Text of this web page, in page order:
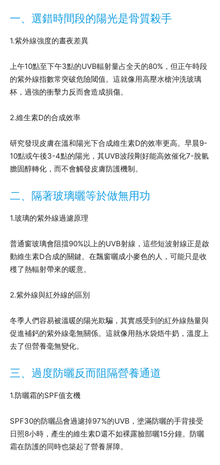
一、選錯時間段的陽光是骨質殺手
1.紫外線強度的晝夜差異
上午10點至下午3點的UVB輻射量占全天的80%，但正午時段
的紫外線指數常突破危險閾值。這就像用高壓水槍沖洗玻璃
杯，過強的衝擊力反而會造成損傷。
2.維生素D的合成效率
研究發現皮膚在溫和陽光下合成維生素D的效率更高。早晨9-
10點或午後3-4點的陽光，其UVB波段剛好能高效催化7-脫氫
膽固醇轉化，而不會觸發皮膚防護機制。
二、隔著玻璃曬等於做無用功
1.玻璃的紫外線過濾原理
普通窗玻璃會阻擋90%以上的UVB射線，這些短波射線正是啟
動維生素D合成的關鍵。在飄窗曬成小麥色的人，可能只是收
穫了熱輻射帶來的暖意。
2.紫外線與紅外線的區別
冬季人們容易被溫暖的陽光欺騙，其實感受到的紅外線熱量與
促進補鈣的紫外線毫無關係。這就像用熱水袋焐牛奶，溫度上
去了但營養毫無變化。
三、過度防曬反而阻隔營養通道
1.防曬霜的SPF值玄機
SPF30的防曬品會過濾掉97%的UVB，塗滿防曬的手背接受
日照8小時，產生的維生素D還不如裸露臉部曬15分鐘。防曬
霜在防護的同時也築起了營養屏障。